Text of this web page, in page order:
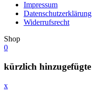
Impressum
Datenschutzerklärung
Widerrufsrecht
Shop
0
kürzlich
x